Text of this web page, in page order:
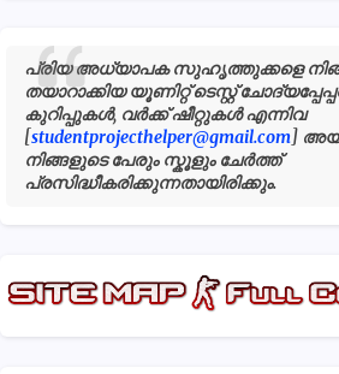
പ്രിയ അധ്യാപക സുഹൃത്തുക്കളെ
തയാറാക്കിയ യൂണിറ്റ് ടെസ്റ്റ്
കുറിപ്പുകൾ, വർക്ക് ഷീറ്റുകൾ എന്നിവ
[studentprojecthelper@gmail.com]
നിങ്ങളുടെ പേരും സ്കൂളും ചേർത്ത്
പ്രസിദ്ധീകരിക്കുന്നതായിരിക്കും.